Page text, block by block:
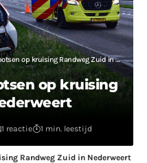
op kruising Randweg Zuid in Nederweert
op kruising
1 reactie 1 min. leestijd
Randweg Zuid in Nederweert